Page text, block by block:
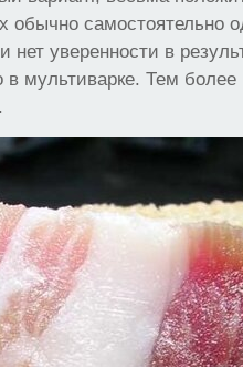
самостоятельно
нет уверенности в
в мультиварке. Тем